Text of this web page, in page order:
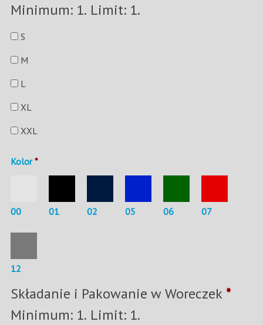
Minimum: 1. Limit: 1.
S
M
L
XL
XXL
Kolor*
00 01 02 05 06 07
12
Składanie i Pakowanie w Woreczek *
Minimum: 1. Limit: 1.